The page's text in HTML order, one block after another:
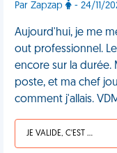
Par Zapzap - 24/11/
Aujourd'hui, je me
out professionnel.
encore sur la durée.
poste, et ma chef
comment j'allais.
JE VALIDE, C'EST UNE VDM